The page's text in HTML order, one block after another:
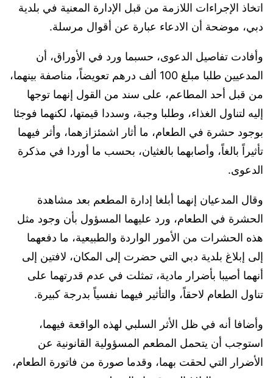
اتخاذ الإجراءات اللازمة من قبل الإدارة المعنية في بلدية
دبي، موضحة أن الادعاء عبارة عن أقوال مرسلة.
وأفادت تفاصيل الدعوى، حسبما ورد في الأوراق، أن
المدعيين طلبا مبلغ 100 ألف درهم تعويضاً، مناصفة بينهما،
من قبل أحد المطاعم، على سند من القول إنهما توجها
إليه لتناول الغذاء، وطلبا وجبة، وسددا قيمتها، لكنهما فوجئا
بوجود حشرة في الطعام، ما أثار اشمئزازهما، وأثر فيهما
تأثيراً بالغاً، وأصابهما بالغثيان، بحسب ما أوردا في مذكرة
الدعوى.
وقال المدعيان إنهما أبلغا إدارة المطعم بعد مشاهدة
الحشرة في الطعام، ورد عليهما المسؤول بأن وجود مثل
هذه الحشرات من الأمور الواردة والطبيعية، ما دفعهما
إلى إبلاغ بلدية دبي التي حضرت إلى المكان، لافتين إلى
أنهما أصيبا بأضرار مادية، تمثلت في عدم قدرتهما على
تناول الطعام لاحقاً، والتأثير فيهما نفسياً بدرجة كبيرة.
وأضافا أنه في ظل الأثر السلبي لهذه الواقعة فيهما،
استوجب أن يتحمل المطعم المسؤولية القانونية عن
الأضرار التي لحقت بهما، وقدما صورة من فاتورة الطعام،